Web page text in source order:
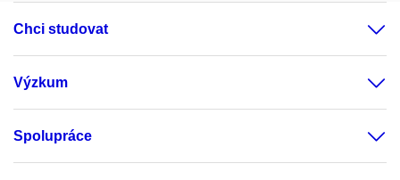
Chci studovat
Výzkum
Spolupráce